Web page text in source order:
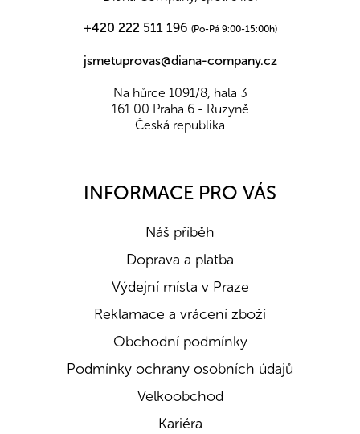
+420 222 511 196 (Po-Pá 9:00-15:00h)
jsmetuprovas@diana-company.cz
Na hůrce 1091/8, hala 3
161 00 Praha 6 - Ruzyně
Česká republika
INFORMACE PRO VÁS
Náš příběh
Doprava a platba
Výdejní místa v Praze
Reklamace a vrácení zboží
Obchodní podmínky
Podmínky ochrany osobních údajů
Velkoobchod
Kariéra